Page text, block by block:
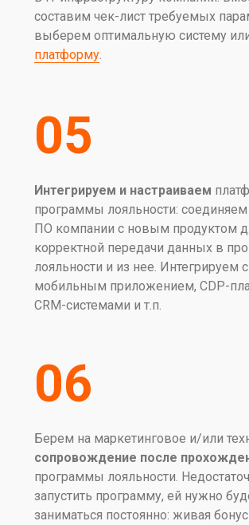
составим чек-лист требуемых
выберем оптимальную систему
платформу.
Интегрируем и настраиваем
программы лояльности:
ПО компании с новым продуктом
корректной передачи данных в
лояльности и из нее. Интегрируем
мобильным приложением, СDP-
CRM-системами и т.п.
05
Берем на маркетинговое и/или
сопровождение после
программы лояльности.
запустить программу, ей нужно
заниматься постоянно: живая
06